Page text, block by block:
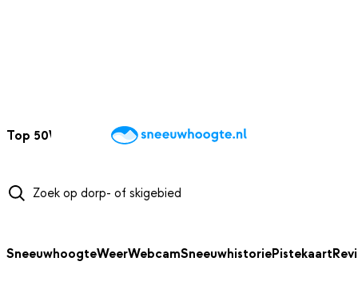
Top 50Webcams WintersportweerKaarten
SneeuwhoogteWeerWebcamSneeuwhistoriePistekaart